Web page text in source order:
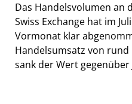
Das Handelsvolumen an
Swiss Exchange hat im
Vormonat klar
Handelsumsatz von rund
sank der Wert gegenüber